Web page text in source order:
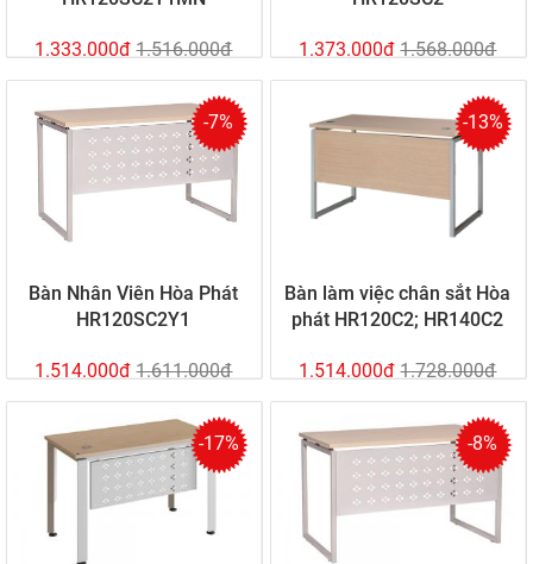
1.333.000đ 1.516.000đ 1.373.000đ 1.568.000đ
-7%
Bàn Nhân Viên Hòa Phát
HR120SC2Y1
1.514.000đ 1.611.000đ
-13%
Bàn làm việc chân sắt Hòa
phát HR120C2; HR140C2
1.514.000đ 1.728.000đ
-17% -8%